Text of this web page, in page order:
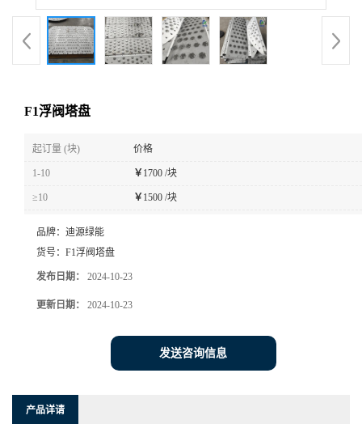
F1浮阀塔盘
起订量 (块) 价格
1-10 ￥ 1700 /块
≥10 ￥ 1500 /块
品牌： 迪源绿能
货号： F1浮阀塔盘
发布日期： 2024-10-23
更新日期： 2024-10-23
发送咨询信息
产品详请